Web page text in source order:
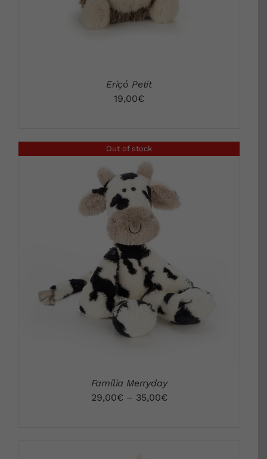
Eriçó Petit
19,00€
Out of stock
DETALLS
Família Merryday
29,00€– 35,00€